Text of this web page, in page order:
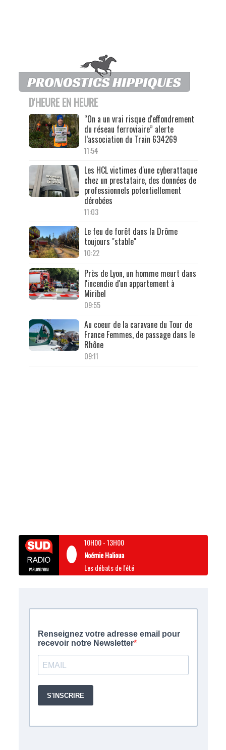
D'HEURE EN HEURE
“On a un vrai risque d'effondrement
du réseau ferroviaire” alerte
l’association du Train 634269
11:54
Les HCL victimes d'une cyberattaque
chez un prestataire, des données de
professionnels potentiellement
dérobées
11:03
Le feu de forêt dans la Drôme
toujours "stable"
10:22
Près de Lyon, un homme meurt dans
l'incendie d'un appartement à
Miribel
09:55
Au coeur de la caravane du Tour de
France Femmes, de passage dans le
Rhône
09:11
10H00-13H00
Noémie Halioua
Les débats de l'été